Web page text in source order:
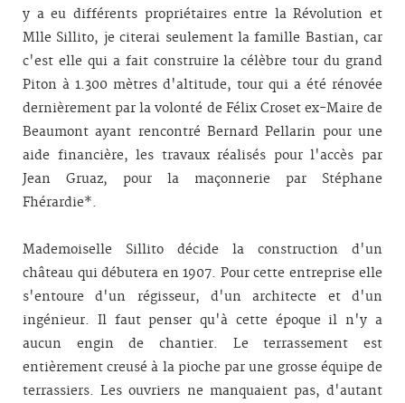
y a eu différents propriétaires entre la Révolution et
Mlle Sillito, je citerai seulement la famille Bastian, car
c'est elle qui a fait construire la célèbre tour du grand
Piton à 1.300 mètres d'altitude, tour qui a été rénovée
dernièrement par la volonté de Félix Croset ex-Maire de
Beaumont ayant rencontré Bernard Pellarin pour une
aide financière, les travaux réalisés pour l'accès par
Jean Gruaz, pour la maçonnerie par Stéphane
Fhérardie*.
Mademoiselle Sillito décide la construction d'un
château qui débutera en 1907. Pour cette entreprise elle
s'entoure d'un régisseur, d'un architecte et d'un
ingénieur. Il faut penser qu'à cette époque il n'y a
aucun engin de chantier. Le terrassement est
entièrement creusé à la pioche par une grosse équipe de
terrassiers. Les ouvriers ne manquaient pas, d'autant